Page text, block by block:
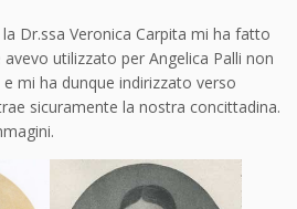
Dr.ssa Veronica Carpita mi ha fatto
utilizzato per Angelica Palli non
mi ha dunque indirizzato verso
sicuramente la nostra concittadina.